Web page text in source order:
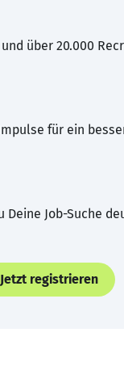
über 20.000
für ein
Deine Job-Suche
Jetzt registrieren